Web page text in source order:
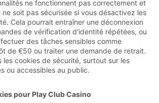
ne fonctionnent pas correctement et
soit pas sécurisée si vous désactivez les
Cela pourrait entraîner une déconnexion
de vérification d'identité répétées, ou
des tâches sensibles comme
de €50 ou traiter une demande de retrait.
les cookies de sécurité, surtout sur les
ou accessibles au public.
pour Play Club Casino